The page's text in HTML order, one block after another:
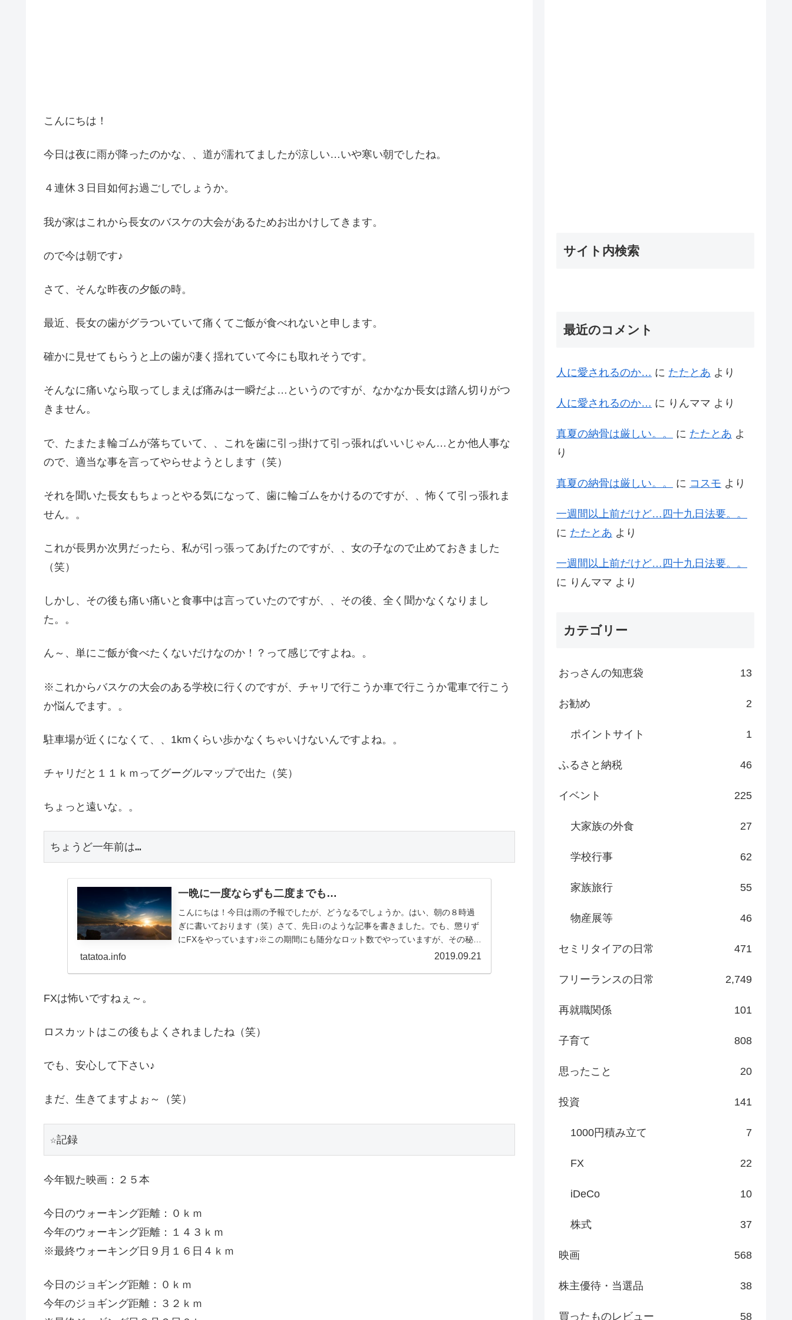
こんにちは！
今日は夜に雨が降ったのかな、、道が濡れてましたが涼しい…いや寒い朝でしたね。
４連休３日目如何お過ごしでしょうか。
我が家はこれから長女のバスケの大会があるためお出かけしてきます。
ので今は朝です♪
さて、そんな昨夜の夕飯の時。
最近、長女の歯がグラついていて痛くてご飯が食べれないと申します。
確かに見せてもらうと上の歯が凄く揺れていて今にも取れそうです。
そんなに痛いなら取ってしまえば痛みは一瞬だよ…というのですが、なかなか長女は踏ん切りがつ
きません。
で、たまたま輪ゴムが落ちていて、、これを歯に引っ掛けて引っ張ればいいじゃん…とか他人事な
ので、適当な事を言ってやらせようとします（笑）
それを聞いた長女もちょっとやる気になって、歯に輪ゴムをかけるのですが、、怖くて引っ張れま
せん。。
これが長男か次男だったら、私が引っ張ってあげたのですが、、女の子なので止めておきました
（笑）
しかし、その後も痛い痛いと食事中は言っていたのですが、、その後、全く聞かなくなりまし
た。。
ん～、単にご飯が食べたくないだけなのか！？って感じですよね。。
※これからバスケの大会のある学校に行くのですが、チャリで行こうか車で行こうか電車で行こう
か悩んでます。。
駐車場が近くになくて、、1kmくらい歩かなくちゃいけないんですよね。。
チャリだと１１ｋｍってグーグルマップで出た（笑）
ちょっと遠いな。。
ちょうど一年前は…
一晩に一度ならずも二度までも…
こんにちは！今日は雨の予報でしたが、どうなるでしょうか。はい、朝の８時過
ぎに書いております（笑）さて、先日↓のような記事を書きました。でも、懲りず
にFXをやっています♪※この期間にも随分なロット数でやっていますが、その秘密
tatatoa.info 2019.09.21
FXは怖いですねぇ～。
ロスカットはこの後もよくされましたね（笑）
でも、安心して下さい♪
まだ、生きてますよぉ～（笑）
☆記録
今年観た映画：２５本
今日のウォーキング距離：０ｋｍ
今年のウォーキング距離：１４３ｋｍ
※最終ウォーキング日９月１６日４ｋｍ
今日のジョギング距離：０ｋｍ
今年のジョギング距離：３２ｋｍ
サイト内検索
最近のコメント
人に愛されるのか… に たたとあ より
人に愛されるのか… に りんママ より
真夏の納骨は厳しい。。 に たたとあ よ
り
真夏の納骨は厳しい。。 に コスモ より
一週間以上前だけど…四十九日法要。。
に たたとあ より
一週間以上前だけど…四十九日法要。。
に りんママ より
カテゴリー
おっさんの知恵袋 13
お勧め 2
ポイントサイト 1
ふるさと納税 46
イベント 225
大家族の外食 27
学校行事 62
家族旅行 55
物産展等 46
セミリタイアの日常 471
フリーランスの日常 2,749
再就職関係 101
子育て 808
思ったこと 20
投資 141
1000円積み立て 7
FX 22
iDeCo 10
株式 37
映画 568
株主優待・当選品 38
買ったものレビュー 58